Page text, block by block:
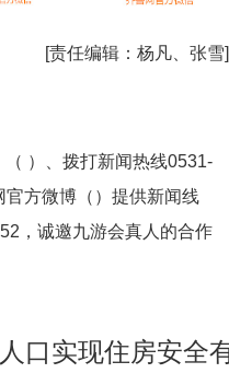
[责任编辑： 杨凡、张雪
）、拨打新闻热线0531-
方微博（）提供新闻线
，诚邀九游会真人的合作
口实现住房安全